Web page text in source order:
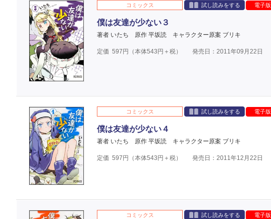
コミックス 試し読みをする 電子版
僕は友達が少ない３
著者 いたち 原作 平坂読 キャラクター原案 ブリキ
定価 597円（本体543円＋税） 発売日：2011年09月22日
コミックス 試し読みをする 電子版
僕は友達が少ない４
著者 いたち 原作 平坂読 キャラクター原案 ブリキ
定価 597円（本体543円＋税） 発売日：2011年12月22日
コミックス 試し読みをする 電子版